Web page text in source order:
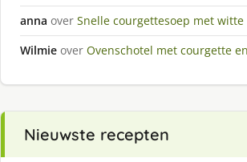
anna over Snelle courgettesoep met witte
Wilmie over Ovenschotel met courgette
Nieuwste recepten